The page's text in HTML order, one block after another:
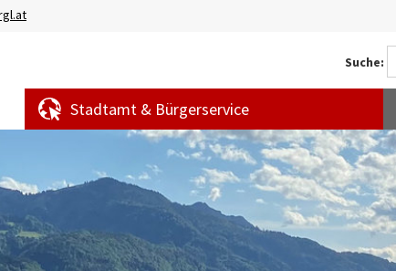
Suche:
Stadtamt & Bürgerservice
Amtstafel
Veranstaltungen
Bürgermeldungen